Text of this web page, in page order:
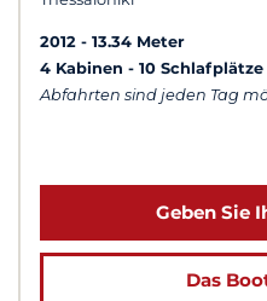
2012
13.34 Meter
4 Kabinen
10 Schlafplätze
Abfahrten sind jeden Tag
Geben Sie
Das